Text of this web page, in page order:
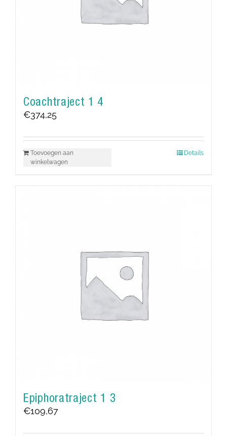
Coachtraject 1 4
€374,25
Toevoegen aan
winkelwagen
Details
Epiphoratraject 1 3
€109,67